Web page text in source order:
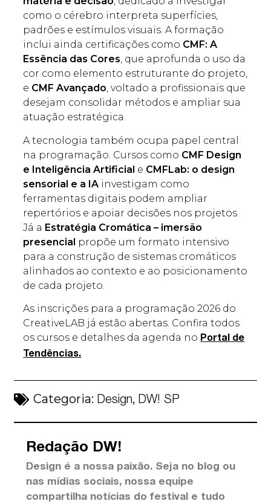
como o cérebro interpreta superfícies,
padrões e estímulos visuais. A formação
inclui ainda certificações como CMF: A
Essência das Cores, que aprofunda o uso da
cor como elemento estruturante do projeto,
e CMF Avançado, voltado a profissionais que
desejam consolidar métodos e ampliar sua
atuação estratégica.
A tecnologia também ocupa papel central
na programação. Cursos como CMF Design
e Inteligência Artificial e CMFLab: o design
sensorial e a IA investigam como
ferramentas digitais podem ampliar
repertórios e apoiar decisões nos projetos.
Já a Estratégia Cromática – imersão
presencial propõe um formato intensivo
para a construção de sistemas cromáticos
alinhados ao contexto e ao posicionamento
de cada projeto.
As inscrições para a programação 2026 do
CreativeLAB já estão abertas. Confira todos
os cursos e detalhes da agenda no Portal de
Tendências.
Categoria: Design, DW! SP
Redação DW!
Design é a nossa paixão. Seja no blog ou
nas mídias sociais, nossa equipe
compartilha notícias do festival e tudo